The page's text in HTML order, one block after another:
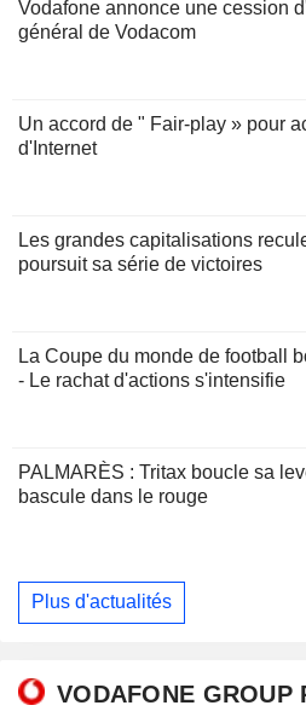
Vodafone annonce une cession
général de Vodacom
Un accord de " Fair-play » pour
d'Internet
Les grandes capitalisations
poursuit sa série de victoires
La Coupe du monde de football
- Le rachat d'actions s'intensifie
PALMARÈS : Tritax boucle sa
bascule dans le rouge
Plus d'actualités
VODAFONE GROUP